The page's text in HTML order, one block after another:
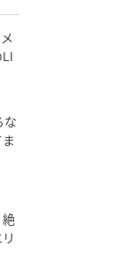
な